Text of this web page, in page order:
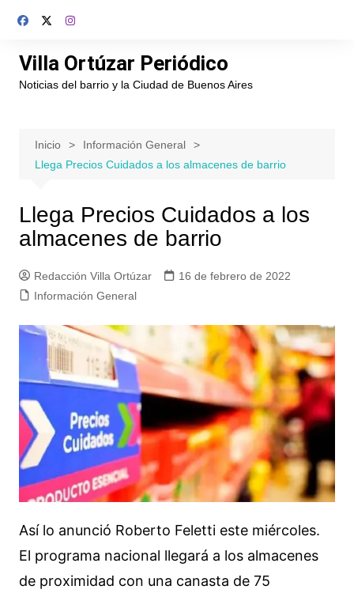
Villa Ortúzar Periódico
Noticias del barrio y la Ciudad de Buenos Aires
Inicio
Información General
Llega Precios Cuidados a los almacenes de barrio
Llega Precios Cuidados a los
almacenes de barrio
Redacción Villa Ortúzar
16 de febrero de 2022
Información General
Así lo anunció Roberto Feletti este miércoles.
El programa nacional llegará a los almacenes
de proximidad con una canasta de 75